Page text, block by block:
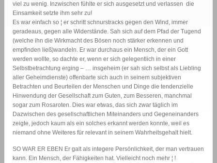
viel zu wenig. Inzwischen fühlte er sich ausgesetzt und verlassen  die
Einsamkeit setzte ihm sehr zu!
Es war einfach so ¦ er schritt schnurstracks gegen den Wind, immer
geradeaus, gegen alle Widerstände. Sah sich auf dem Pfad der Tugend
(welche ihn die Wirkmacht des Bösen noch stärker erkennen und
empfinden ließ)wandeln. Er war durchaus ein Mensch, der ein Gott
werden wollte, so dachte er, wenn er sich gelegentlich in einer
Selbstbetrachtung erging – … insgeheim (er sah sich selbst als Liebling
aller Geheimdienste) offenbarte sich auch in seinem subjektiven
Betrachten und Beurteilen der Menschen und Dinge die tendenzielle
Hinwendung der Gesellschaft zum Guten, zum Besseren, manchmal
sogar zum Rosaroten. Dies war etwas, das sich zwar täglich im
Dazwischen des gesellschaftlichen Miteinanders und Gegeneinanders
zeigte, jedoch kaum als ein solches erkannt werden konnte, weil es
niemand ohne Weiteres für relevant in seinem Wahrheitsgehalt hielt.
SO WAR ER EBEN Er galt als integere Persönlichkeit, der man vertrauen
kann. Ein Mensch, der Fähigkeiten hat. Vielleicht noch mehr ¦ !